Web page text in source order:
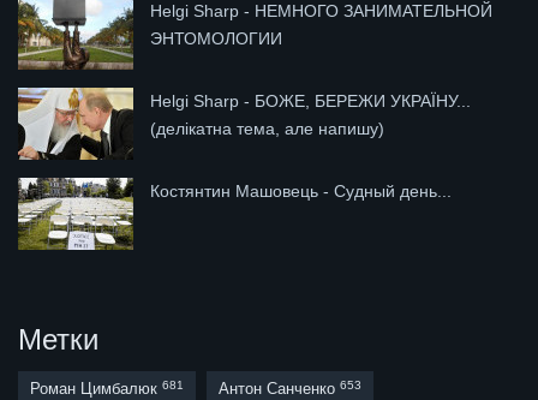
Helgi Sharp - НЕМНОГО ЗАНИМАТЕЛЬНОЙ
ЭНТОМОЛОГИИ
Helgi Sharp - БОЖЕ, БЕРЕЖИ УКРАЇНУ...
(делікатна тема, але напишу)
Костянтин Машовець - Судный день...
Метки
Роман Цимбалюк 681 Антон Санченко 653